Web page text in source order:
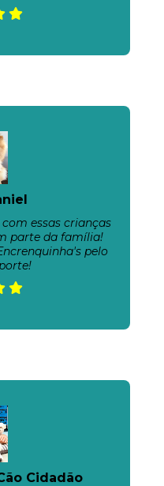
essas crianças
parte da família!
pelo
Cidadão